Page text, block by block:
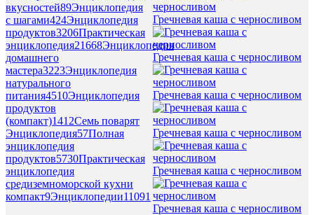
вкусностей89Энциклопедия
с шагами424Энциклопедия
продуктов3206Практическая
энциклопедия21668Энциклопедия
домашнего
мастера3223Энциклопедия
натурального
питания4510Энциклопедия
продуктов
(компакт)1412Семь поварят
Энциклопедия57Полная
энциклопедия
продуктов5730Практическая
энциклопедия
средиземноморской кухни
компакт9Энциклопедии11091
Гречневая каша с черносливом
Гречневая каша с черносливом
Гречневая каша с черносливом
Гречневая каша с черносливом
Гречневая каша с черносливом
Гречневая каша с черносливом